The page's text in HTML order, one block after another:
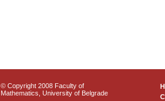
© Copyright 2008 Faculty of
Mathematics, University of Belgrade